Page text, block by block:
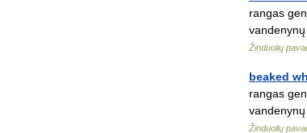
rangas
vandenynų
Žinduolių
beaked
rangas
vandenynų
Žinduolių